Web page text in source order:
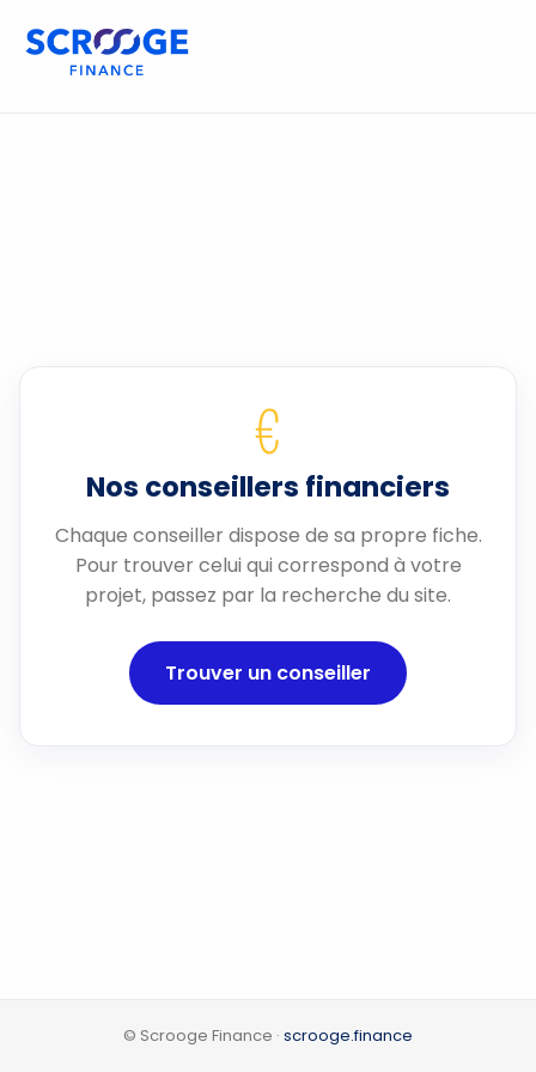
€
Nos conseillers financiers
Chaque conseiller dispose de sa propre fiche.
Pour trouver celui qui correspond à votre
projet, passez par la recherche du site.
Trouver un conseiller
© Scrooge Finance · scrooge.finance